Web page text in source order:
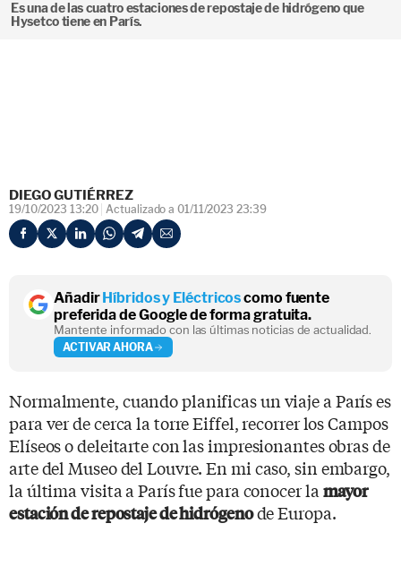
Es una de las cuatro estaciones de repostaje de hidrógeno que
Hysetco tiene en París.
DIEGO GUTIÉRREZ
19/10/2023 13:20 Actualizado a 01/11/2023 23:39
AñadirHíbridos y Eléctricoscomo fuente
preferida de Google de forma gratuita.
Mantente informado con las últimas noticias de actualidad.
ACTIVAR AHORA
Normalmente, cuando planificas un viaje a París es
para ver de cerca la torre Eiffel, recorrer los Campos
Elíseos o deleitarte con las impresionantes obras de
arte del Museo del Louvre. En mi caso, sin embargo,
la última visita a París fue para conocer la mayor
estación de repostaje de hidrógenode Europa.